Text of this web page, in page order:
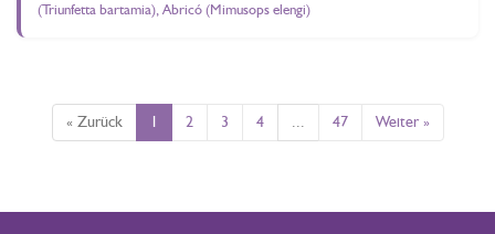
(Triunfetta bartamia), Abricó (Mimusops elengi)
« Zurück 1 2 3 4 ... 47 Weiter »